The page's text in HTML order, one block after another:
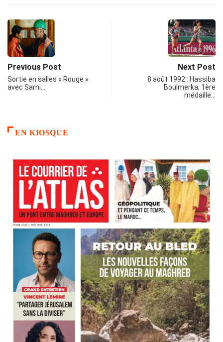
Previous Post
Sortie en salles « Rouge »
avec Sami…
Next Post
8 août 1992 : Hassiba
Boulmerka, 1ère
médaille…
EN KIOSQUE